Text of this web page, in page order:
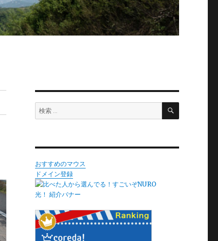
検
索:
検
おすすめのマウス
ドメイン登録